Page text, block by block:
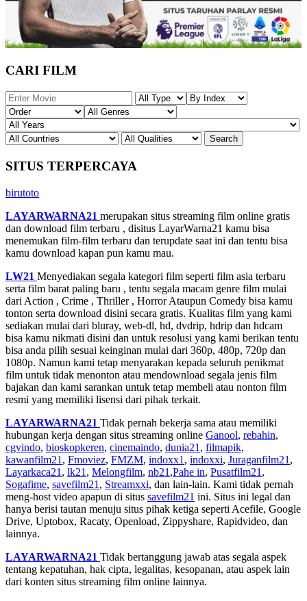
CARI FILM
SITUS TERPERCAYA
birutoto
LAYARWARNA21 merupakan situs streaming film online gratis
dan download film terbaru , disitus LayarWarna21 kamu bisa
menemukan film-film terbaru dan terupdate saat ini dan tentu bisa
kamu download kapan pun kamu mau.
LW21 Menyediakan segala kategori film seperti film asia terbaru
serta film barat paling baru , tentu segala macam genre film mulai
dari Action , Crime , Thriller , Horror Ataupun Comedy bisa kamu
tonton serta download disini secara gratis. Kualitas film yang kami
sediakan mulai dari bluray, web-dl, hd, dvdrip, hdrip dan hdcam
bisa kamu nikmati disini dan untuk resolusi yang kami berikan tentu
bisa anda pilih sesuai keinginan mulai dari 360p, 480p, 720p dan
1080p. Namun kami tetap menyarakan kepada seluruh penikmat
film untuk tidak menonton atau mendownload segala jenis film
bajakan dan kami sarankan untuk tetap membeli atau nonton film
resmi yang memiliki lisensi dari pihak terkait.
LAYARWARNA21 Tidak pernah bekerja sama atau memiliki
hubungan kerja dengan situs streaming online Ganool, rebahin,
cgvindo, bioskopkeren, cinemaindo, dunia21 , filmapik,
kawanfilm21 , Fmoviez, FMZM, indoxx1 , indoxxi, Juraganfilm21 ,
Layarkaca21 , lk21 , Melongfilm, nb21 ,Pahe in, Pusatfilm21 ,
Sogafime, savefilm21 , Streamxxi, dan lain-lain. Kami tidak pernah
meng-host video apapun di situs savefilm21 ini. Situs ini legal dan
hanya berisi tautan menuju situs pihak ketiga seperti Acefile, Google
Drive, Uptobox, Racaty, Openload, Zippyshare, Rapidvideo, dan
lainnya.
LAYARWARNA21 Tidak bertanggung jawab atas segala aspek
tentang kepatuhan, hak cipta, legalitas, kesopanan, atau aspek lain
dari konten situs streaming film online lainnya.